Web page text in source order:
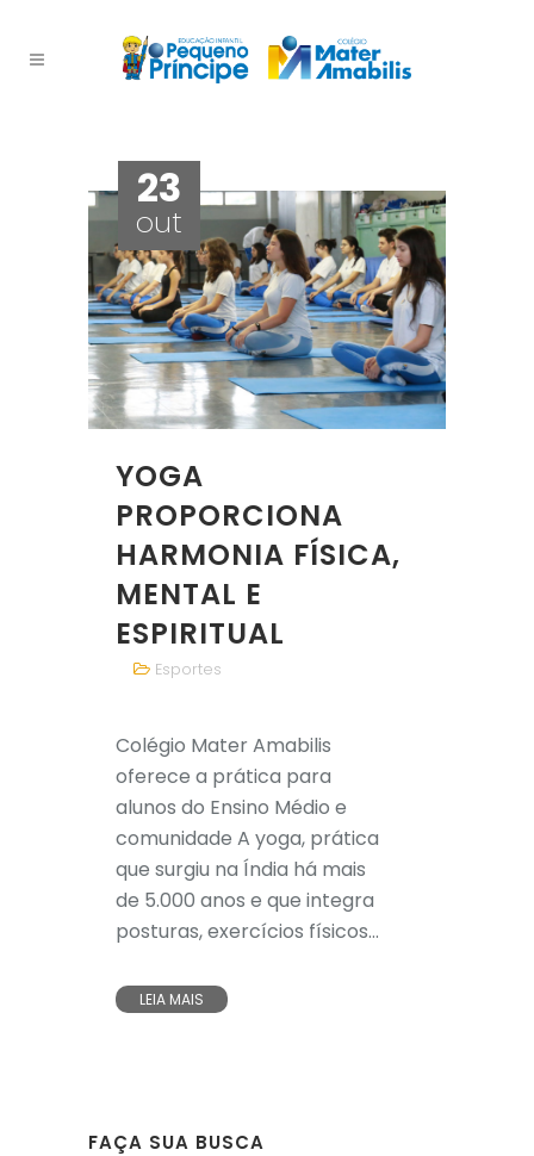
23
out
YOGA
PROPORCIONA
HARMONIA FÍSICA,
MENTAL E
ESPIRITUAL
Esportes
Colégio Mater Amabilis
oferece a prática para
alunos do Ensino Médio e
comunidade A yoga, prática
que surgiu na Índia há mais
de 5.000 anos e que integra
posturas, exercícios físicos...
LEIA MAIS
FAÇA SUA BUSCA